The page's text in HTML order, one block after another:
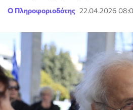
Ο Πληροφοριοδότης 22.04.2026